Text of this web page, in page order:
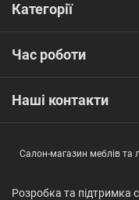
Категорії
Час роботи
Наші контакти
Салон-магазин меблів та
Розробка та підтримка